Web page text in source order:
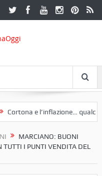
Cortona e l’inflazione… qualche
MARCIANO: BUONI
TUTTI I PUNTI VENDITA DEL